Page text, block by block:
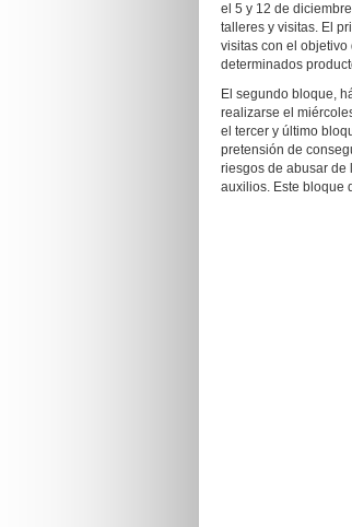
el 5 y 12 de
talleres y visitas. El
visitas con el
determinados
El segundo bloque,
realizarse el
el tercer y último
pretensión de
riesgos de abusar de
auxilios. Este bloque